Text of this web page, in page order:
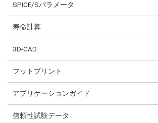
SPICE/Sパラメータ
寿命計算
3D-CAD
フットプリント
アプリケーションガイド
信頼性試験データ